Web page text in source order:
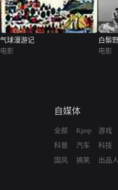
气球漫游记
电影
白鬃
电影
自媒体
全部
科普
国风
Kpop
汽车
搞笑
游戏
科技
出品人